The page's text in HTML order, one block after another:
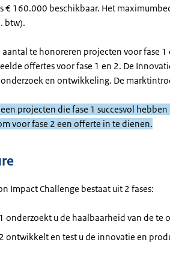
€ 160.000 beschikbaar. Het
btw).
aantal te honoreren projecten voor fase
offertes voor fase 1 en 2. De
en ontwikkeling. De
projecten die fase 1 succesvol
voor fase 2 een offerte in te dienen.
Impact Challenge bestaat uit 2 fases:
onderzoekt u de haalbaarheid van de
ontwikkelt en test u de innovatie en